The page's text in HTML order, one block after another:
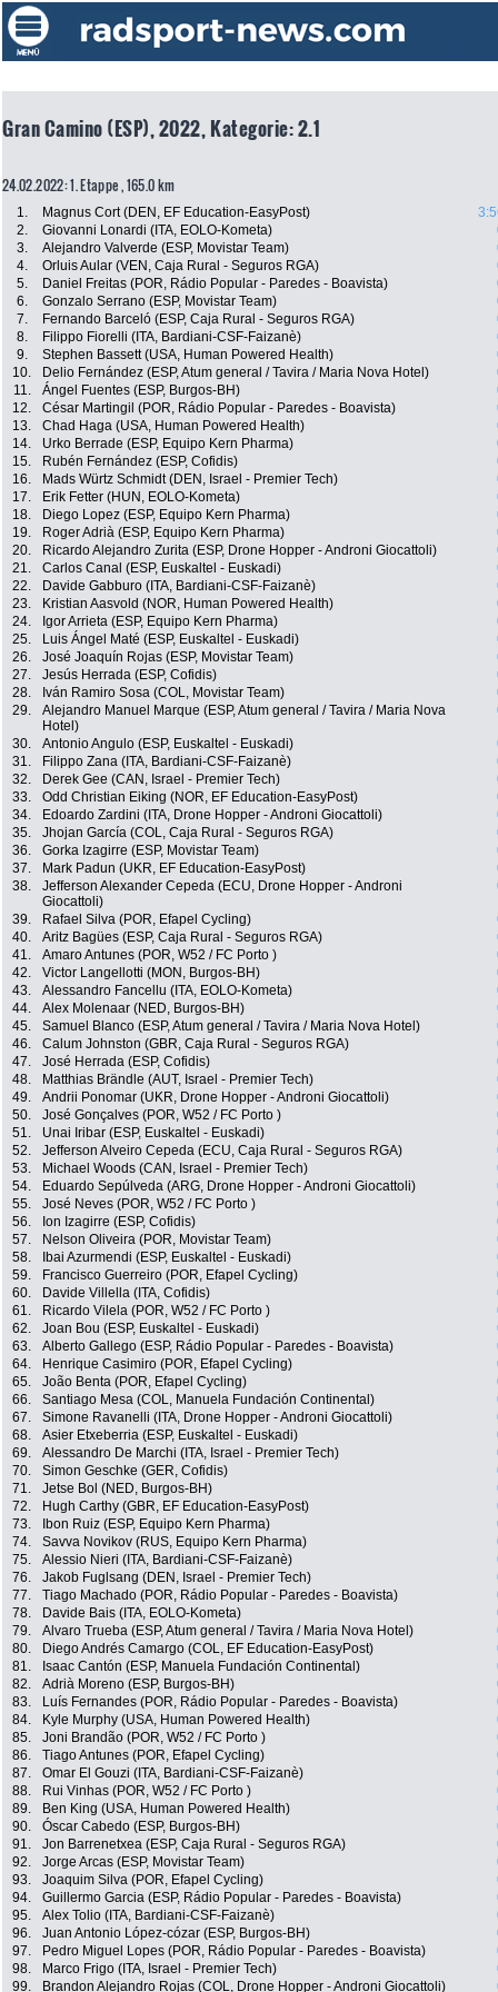
Gran Camino (ESP), 2022, Kategorie: 2.1
24.02.2022: 1. Etappe , 165.0 km
1. Magnus Cort (DEN, EF Education-EasyPost)
2.
Giovanni Lonardi (ITA, EOLO-Kometa)
3.
Alejandro Valverde (ESP, Movistar Team)
4.
Orluis Aular (VEN, Caja Rural - Seguros RGA)
5.
Daniel Freitas (POR, Rádio Popular - Paredes - Boavista)
6.
Gonzalo Serrano (ESP, Movistar Team)
7.
Fernando Barceló (ESP, Caja Rural - Seguros RGA)
8.
Filippo Fiorelli (ITA, Bardiani-CSF-Faizanè)
9.
Stephen Bassett (USA, Human Powered Health)
10.
Delio Fernández (ESP, Atum general / Tavira / Maria Nova Hotel)
11.
Ángel Fuentes (ESP, Burgos-BH)
12.
César Martingil (POR, Rádio Popular - Paredes - Boavista)
13.
Chad Haga (USA, Human Powered Health)
14.
Urko Berrade (ESP, Equipo Kern Pharma)
15.
Rubén Fernández (ESP, Cofidis)
16.
Mads Würtz Schmidt (DEN, Israel - Premier Tech)
17.
Erik Fetter (HUN, EOLO-Kometa)
18.
Diego Lopez (ESP, Equipo Kern Pharma)
19.
Roger Adrià (ESP, Equipo Kern Pharma)
20.
Ricardo Alejandro Zurita (ESP, Drone Hopper - Androni Giocattoli)
21.
Carlos Canal (ESP, Euskaltel - Euskadi)
22.
Davide Gabburo (ITA, Bardiani-CSF-Faizanè)
23.
Kristian Aasvold (NOR, Human Powered Health)
24.
Igor Arrieta (ESP, Equipo Kern Pharma)
25.
Luis Ángel Maté (ESP, Euskaltel - Euskadi)
26.
José Joaquín Rojas (ESP, Movistar Team)
27.
Jesús Herrada (ESP, Cofidis)
28.
Iván Ramiro Sosa (COL, Movistar Team)
29.
Alejandro Manuel Marque (ESP, Atum general / Tavira / Maria Nova
Hotel)
30. Antonio Angulo (ESP, Euskaltel - Euskadi)
31.
Filippo Zana (ITA, Bardiani-CSF-Faizanè)
32.
Derek Gee (CAN, Israel - Premier Tech)
33.
Odd Christian Eiking (NOR, EF Education-EasyPost)
34.
Edoardo Zardini (ITA, Drone Hopper - Androni Giocattoli)
35.
Jhojan García (COL, Caja Rural - Seguros RGA)
36.
Gorka Izagirre (ESP, Movistar Team)
37.
Mark Padun (UKR, EF Education-EasyPost)
38.
Jefferson Alexander Cepeda (ECU, Drone Hopper - Androni
Giocattoli)
39. Rafael Silva (POR, Efapel Cycling)
40.
Aritz Bagües (ESP, Caja Rural - Seguros RGA)
41.
Amaro Antunes (POR, W52 / FC Porto )
42.
Victor Langellotti (MON, Burgos-BH)
43.
Alessandro Fancellu (ITA, EOLO-Kometa)
44.
Alex Molenaar (NED, Burgos-BH)
45.
Samuel Blanco (ESP, Atum general / Tavira / Maria Nova Hotel)
46.
Calum Johnston (GBR, Caja Rural - Seguros RGA)
47.
José Herrada (ESP, Cofidis)
48.
Matthias Brändle (AUT, Israel - Premier Tech)
49.
Andrii Ponomar (UKR, Drone Hopper - Androni Giocattoli)
50.
José Gonçalves (POR, W52 / FC Porto )
51.
Unai Iribar (ESP, Euskaltel - Euskadi)
52.
Jefferson Alveiro Cepeda (ECU, Caja Rural - Seguros RGA)
53.
Michael Woods (CAN, Israel - Premier Tech)
54.
Eduardo Sepúlveda (ARG, Drone Hopper - Androni Giocattoli)
55.
José Neves (POR, W52 / FC Porto )
56.
Ion Izagirre (ESP, Cofidis)
57.
Nelson Oliveira (POR, Movistar Team)
58.
Ibai Azurmendi (ESP, Euskaltel - Euskadi)
59.
Francisco Guerreiro (POR, Efapel Cycling)
60.
Davide Villella (ITA, Cofidis)
61.
Ricardo Vilela (POR, W52 / FC Porto )
62.
Joan Bou (ESP, Euskaltel - Euskadi)
63.
Alberto Gallego (ESP, Rádio Popular - Paredes - Boavista)
64.
Henrique Casimiro (POR, Efapel Cycling)
65.
João Benta (POR, Efapel Cycling)
66.
Santiago Mesa (COL, Manuela Fundación Continental)
67.
Simone Ravanelli (ITA, Drone Hopper - Androni Giocattoli)
68.
Asier Etxeberria (ESP, Euskaltel - Euskadi)
69.
Alessandro De Marchi (ITA, Israel - Premier Tech)
70.
Simon Geschke (GER, Cofidis)
71.
Jetse Bol (NED, Burgos-BH)
72.
Hugh Carthy (GBR, EF Education-EasyPost)
73.
Ibon Ruiz (ESP, Equipo Kern Pharma)
74.
Savva Novikov (RUS, Equipo Kern Pharma)
75.
Alessio Nieri (ITA, Bardiani-CSF-Faizanè)
76.
Jakob Fuglsang (DEN, Israel - Premier Tech)
77.
Tiago Machado (POR, Rádio Popular - Paredes - Boavista)
78.
Davide Bais (ITA, EOLO-Kometa)
79.
Alvaro Trueba (ESP, Atum general / Tavira / Maria Nova Hotel)
80.
Diego Andrés Camargo (COL, EF Education-EasyPost)
81.
Isaac Cantón (ESP, Manuela Fundación Continental)
82.
Adrià Moreno (ESP, Burgos-BH)
83.
Luís Fernandes (POR, Rádio Popular - Paredes - Boavista)
84.
Kyle Murphy (USA, Human Powered Health)
85.
Joni Brandão (POR, W52 / FC Porto )
86.
Tiago Antunes (POR, Efapel Cycling)
87.
Omar El Gouzi (ITA, Bardiani-CSF-Faizanè)
88.
Rui Vinhas (POR, W52 / FC Porto )
89.
Ben King (USA, Human Powered Health)
90.
Óscar Cabedo (ESP, Burgos-BH)
91.
Jon Barrenetxea (ESP, Caja Rural - Seguros RGA)
92.
Jorge Arcas (ESP, Movistar Team)
93.
Joaquim Silva (POR, Efapel Cycling)
94.
Guillermo Garcia (ESP, Rádio Popular - Paredes - Boavista)
95.
Alex Tolio (ITA, Bardiani-CSF-Faizanè)
96.
Juan Antonio López-cózar (ESP, Burgos-BH)
97.
Pedro Miguel Lopes (POR, Rádio Popular - Paredes - Boavista)
98.
Marco Frigo (ITA, Israel - Premier Tech)
99.
Brandon Alejandro Rojas (COL, Drone Hopper - Androni Giocattoli)